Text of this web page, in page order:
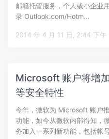
邮箱托管服务，个人或小企业
录 Outlook.com/Hotm…
2014 年 4 月 11 日, 2:44 下午
Microsoft 账户将增
等安全特性
今年，微软为 Microsoft 账户
功能，如今从微软内部得知，
务加入一系列新功能，包括帐